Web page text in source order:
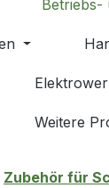
Betriebs-
Weitere
Zubehör für